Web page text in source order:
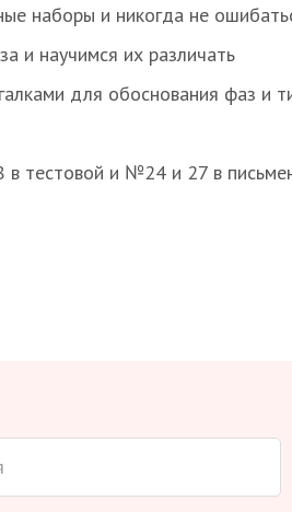
наборы и никогда не
и научимся их различать
для обоснования фаз и
тестовой и №24 и 27 в